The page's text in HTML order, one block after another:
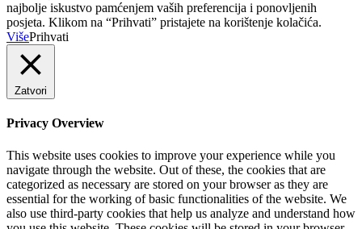
najbolje iskustvo pamćenjem vaših preferencija i ponovljenih
posjeta. Klikom na “Prihvati” pristajete na korištenje kolačića.
VišePrihvati
Zatvori
Privacy Overview
This website uses cookies to improve your experience while you
navigate through the website. Out of these, the cookies that are
categorized as necessary are stored on your browser as they are
essential for the working of basic functionalities of the website. We
also use third-party cookies that help us analyze and understand how